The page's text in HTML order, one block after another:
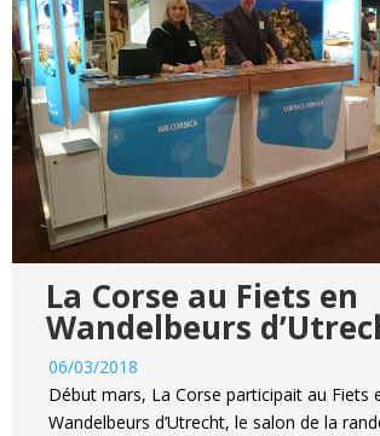
La Corse au Fiets en
Wandelbeurs
06/03/2018
Début mars, La Corse participait au Fiets
Wandelbeurs d’Utrecht, le salon de la